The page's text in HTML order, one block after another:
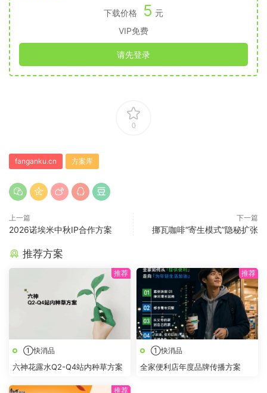
下载价格 5 元
VIP免费
请先登录
0
fanganku.cn 方案库
上一篇
2026诺埃米中秋IP合作方案
下一篇
挪瓦咖啡“寄生模式”隐秘扩张
推荐方案
①快消品
六神花露水Q2-Q4站内种草方案
①快消品
全家便利店年度品牌传播方案